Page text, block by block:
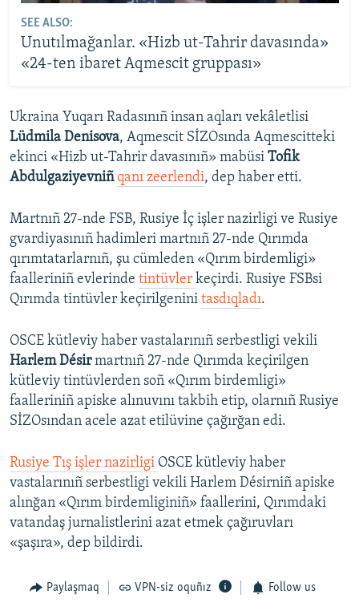
SEE ALSO:
Unutılmağanlar. «Hizb ut-Tahrir davasında»
«24-ten ibaret Aqmescit gruppası»
Ukraina Yuqarı Radasınıñ insan aqları vekâletlisi
Lüdmila Denisova, Aqmescit SİZOsında Aqmescitteki
ekinci «Hizb ut-Tahrir davasınıñ» mabüsi Tofik
Abdulgaziyevniñ qanı zeerlendi, dep haber etti.
Martnıñ 27-nde FSB, Rusiye İç işler nazirligi ve Rusiye
gvardiyasınıñ hadimleri martnıñ 27-nde Qırımda
qırımtatarlarnıñ, şu cümleden «Qırım birdemligi»
faalleriniñ evlerinde tintüvler keçirdi. Rusiye FSBsi
Qırımda tintüvler keçirilgenini tasdıqladı.
OSCE kütleviy haber vastalarınıñ serbestligi vekili
Harlem Désirmartnıñ 27-nde Qırımda keçirilgen
kütleviy tintüvlerden soñ «Qırım birdemligi»
faalleriniñ apiske alınuvını takbih etip, olarnıñ Rusiye
SİZOsından acele azat etilüvine çağırğan edi.
Rusiye Tış işler nazirligi OSCE kütleviy haber
vastalarınıñ serbestligi vekili Harlem Désirniñ apiske
alınğan «Qırım birdemliginiñ» faallerini, Qırımdaki
vatandaş jurnalistlerini azat etmek çağıruvları
«şaşıra», dep bildirdi.
Paylaşmaq VPN-siz oquñız Follow us